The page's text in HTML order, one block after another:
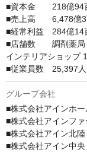
■資本金　　218億94
■売上高　　6,478億
■経常利益　284億
■店舗数　　調剤薬
インテリアショップ
■従業員数　25,397
グループ会社
■株式会社アインホー
■株式会社アインフ
■株式会社アイン北陸
■株式会社アイン中央